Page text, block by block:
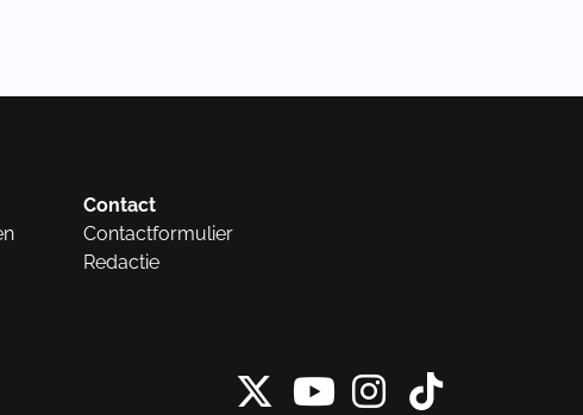
Contact
Contactformulier
Redactie
X vanInstagram
Tiktok